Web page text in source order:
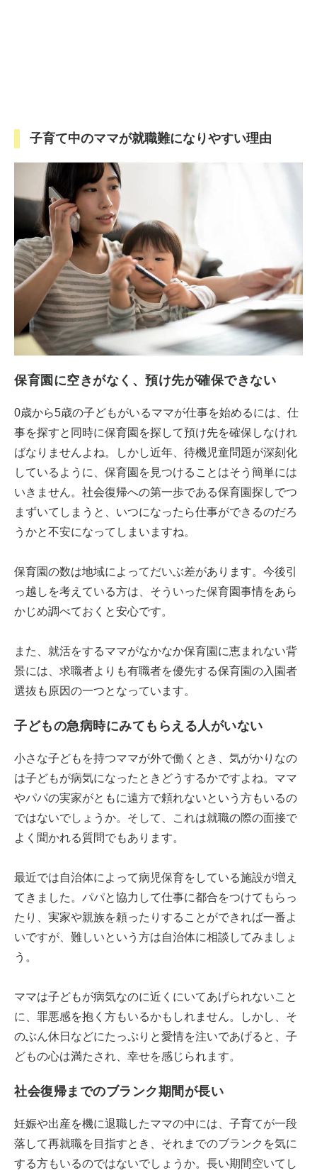
子育て中のママが就職難になりやすい理由
保育園に空きがなく、預け先が確保できない
0歳から5歳の子どもがいるママが仕事を始めるには、仕
事を探すと同時に保育園を探して預け先を確保しなけれ
ばなりませんよね。しかし近年、待機児童問題が深刻化
しているように、保育園を見つけることはそう簡単には
いきません。社会復帰への第一歩である保育園探しでつ
まずいてしまうと、いつになったら仕事ができるのだろ
うかと不安になってしまいますね。
保育園の数は地域によってだいぶ差があります。今後引
っ越しを考えている方は、そういった保育園事情をあら
かじめ調べておくと安心です。
また、就活をするママがなかなか保育園に恵まれない背
景には、求職者よりも有職者を優先する保育園の入園者
選抜も原因の一つとなっています。
子どもの急病時にみてもらえる人がいない
小さな子どもを持つママが外で働くとき、気がかりなの
は子どもが病気になったときどうするかですよね。ママ
やパパの実家がともに遠方で頼れないという方もいるの
ではないでしょうか。そして、これは就職の際の面接で
よく聞かれる質問でもあります。
最近では自治体によって病児保育をしている施設が増え
てきました。パパと協力して仕事に都合をつけてもらっ
たり、実家や親族を頼ったりすることができれば一番よ
いですが、難しいという方は自治体に相談してみましょ
う。
ママは子どもが病気なのに近くにいてあげられないこと
に、罪悪感を抱く方もいるかもしれません。しかし、そ
のぶん休日などにたっぷりと愛情を注いであげると、子
どもの心は満たされ、幸せを感じられます。
社会復帰までのブランク期間が長い
妊娠や出産を機に退職したママの中には、子育てが一段
落して再就職を目指すとき、それまでのブランクを気に
する方もいるのではないでしょうか。長い期間空いてし